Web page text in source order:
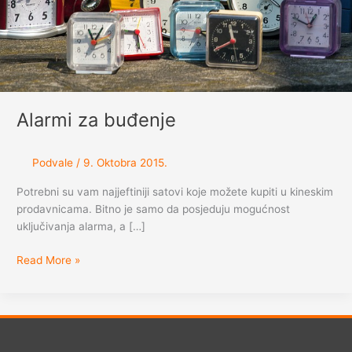
Alarmi za buđenje
Podvale/ 9. Oktobra 2015.
Potrebni su vam najjeftiniji satovi koje možete kupiti u kineskim
prodavnicama. Bitno je samo da posjeduju mogućnost
uključivanja alarma, a […]
Alarmi
Read More »